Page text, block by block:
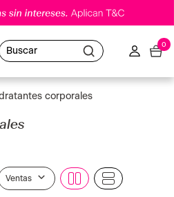
Buscar
0
corporales
Ventas